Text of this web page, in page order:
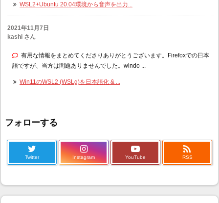
WSL2+Ubuntu 20.04環境から音声を出力...
2021年11月7日
kashi さん
有用な情報をまとめてくださりありがとうございます。Firefoxでの日本
語ですが、当方は問題ありませんでした。windo ...
Win11のWSL2 (WSLg)を日本語化 & ...
フォローする
Twitter Instagram YouTube

RSS